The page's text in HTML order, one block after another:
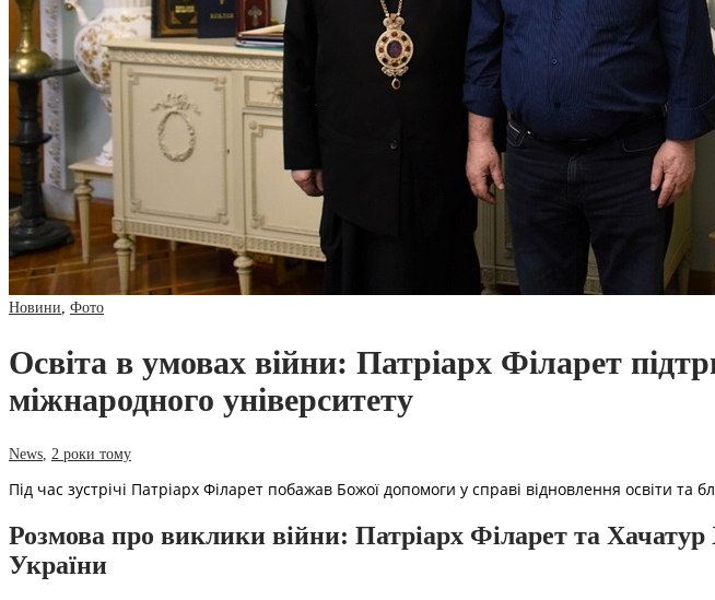
Новини Фото
Освіта в умовах війни: Патріарх Філарет
міжнародного університету
News 2 роки тому
Під час зустрічі Патріарх Філарет побажав Божої допомоги у справі відновлення освіти та
Розмова про виклики війни: Патріарх Філарет та
України